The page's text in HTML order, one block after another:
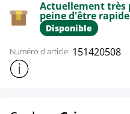
Actuellement très
peine d'être rapide
Disponible
Numéro d'article: 151420508
Afficher plus d'informations